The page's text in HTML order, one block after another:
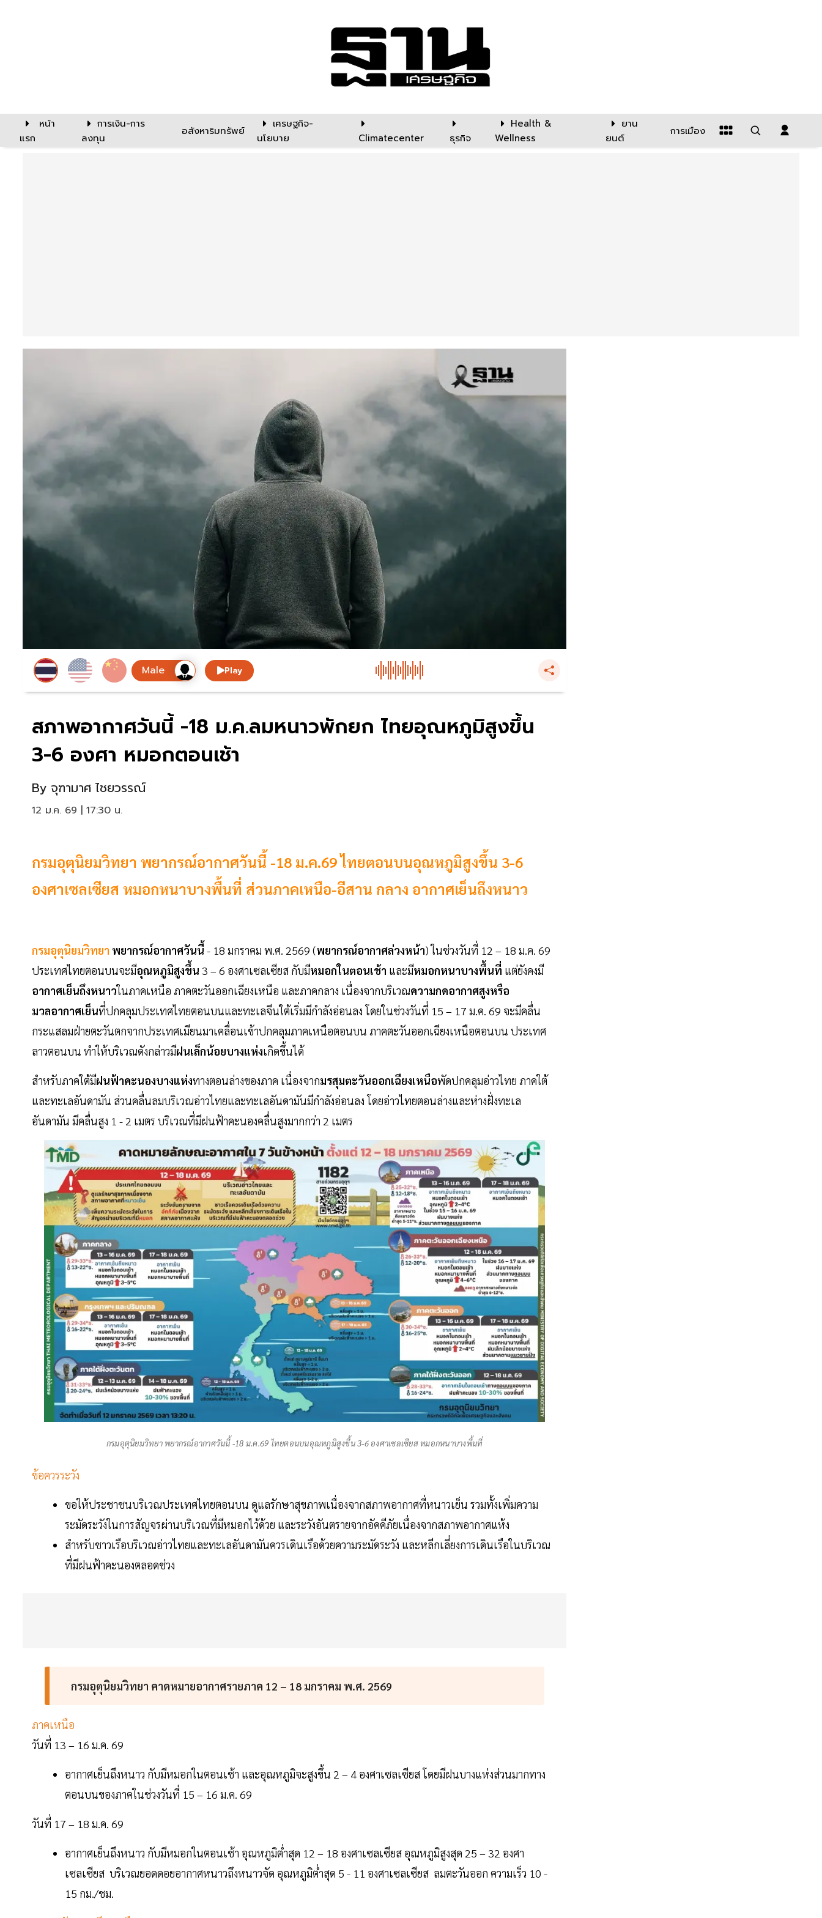
หน้า
แรก
การเงิน-การ
ลงทุน
อสังหาริมทรัพย์
เศรษฐกิจ-
นโยบาย
Climatecenter ธุรกิจ
Health &
Wellness
ยาน
ยนต์
การเมือง
Play
สภาพอากาศวันนี้ -18 ม.ค.ลมหนาวพักยก ไทยอุณหภูมิสูงขึ้น
3-6 องศา หมอกตอนเช้า
By จุฑามาศ ไชยวรรณ์
12 ม.ค. 69 | 17:30 น.
กรมอุตุนิยมวิทยา พยากรณ์อากาศวันนี้ -18 ม.ค.69 ไทยตอนบนอุณหภูมิสูงขึ้น 3-6
องศาเซลเซียส หมอกหนาบางพื้นที่ ส่วนภาคเหนือ-อีสาน กลาง อากาศเย็นถึงหนาว
กรมอุตุนิยมวิทยา พยากรณ์อากาศวันนี้ - 18 มกราคม พ.ศ. 2569 (พยากรณ์อากาศล่วงหน้า) ในช่วงวันที่ 12 – 18 ม.ค. 69
ประเทศไทยตอนบนจะมีอุณหภูมิสูงขึ้น 3 – 6 องศาเซลเซียส กับมีหมอกในตอนเช้า และมีหมอกหนาบางพื้นที่ แต่ยังคงมี
อากาศเย็นถึงหนาวในภาคเหนือ ภาคตะวันออกเฉียงเหนือ และภาคกลาง เนื่องจากบริเวณความกดอากาศสูงหรือ
มวลอากาศเย็นที่ปกคลุมประเทศไทยตอนบนและทะเลจีนใต้เริ่มมีกำลังอ่อนลง โดยในช่วงวันที่ 15 – 17 ม.ค. 69 จะมีคลื่น
กระแสลมฝ่ายตะวันตกจากประเทศเมียนมาเคลื่อนเข้าปกคลุมภาคเหนือตอนบน ภาคตะวันออกเฉียงเหนือตอนบน ประเทศ
ลาวตอนบน ทำให้บริเวณดังกล่าวมีฝนเล็กน้อยบางแห่งเกิดขึ้นได้
สำหรับภาคใต้มีฝนฟ้าคะนองบางแห่งทางตอนล่างของภาค เนื่องจากมรสุมตะวันออกเฉียงเหนือพัดปกคลุมอ่าวไทย ภาคใต้
และทะเลอันดามัน ส่วนคลื่นลมบริเวณอ่าวไทยและทะเลอันดามันมีกำลังอ่อนลง โดยอ่าวไทยตอนล่างและห่างฝั่งทะเล
อันดามัน มีคลื่นสูง 1 - 2 เมตร บริเวณที่มีฝนฟ้าคะนองคลื่นสูงมากกว่า 2 เมตร
กรมอุตุนิยมวิทยา พยากรณ์อากาศวันนี้ -18 ม.ค.69 ไทยตอนบนอุณหภูมิสูงขึ้น 3-6 องศาเซลเซียส หมอกหนาบางพื้นที่
ข้อควรระวัง
ขอให้ประชาชนบริเวณประเทศไทยตอนบน ดูแลรักษาสุขภาพเนื่องจากสภาพอากาศที่หนาวเย็น รวมทั้งเพิ่มความ
ระมัดระวังในการสัญจรผ่านบริเวณที่มีหมอกไว้ด้วย และระวังอันตรายจากอัคคีภัยเนื่องจากสภาพอากาศแห้ง
สำหรับชาวเรือบริเวณอ่าวไทยและทะเลอันดามันควรเดินเรือด้วยความระมัดระวัง และหลีกเลี่ยงการเดินเรือในบริเวณ
ที่มีฝนฟ้าคะนองตลอดช่วง
กรมอุตุนิยมวิทยา คาดหมายอากาศรายภาค 12 – 18 มกราคม พ.ศ. 2569
ภาคเหนือ
วันที่ 13 – 16 ม.ค. 69
อากาศเย็นถึงหนาว กับมีหมอกในตอนเช้า และอุณหภูมิจะสูงขึ้น 2 – 4 องศาเซลเซียส โดยมีฝนบางแห่งส่วนมากทาง
ตอนบนของภาคในช่วงวันที่ 15 – 16 ม.ค. 69
วันที่ 17 – 18 ม.ค. 69
อากาศเย็นถึงหนาว กับมีหมอกในตอนเช้า อุณหภูมิต่ำสุด 12 – 18 องศาเซลเซียส อุณหภูมิสูงสุด 25 – 32 องศา
เซลเซียส บริเวณยอดดอยอากาศหนาวถึงหนาวจัด อุณหภูมิต่ำสุด 5 - 11 องศาเซลเซียส ลมตะวันออก ความเร็ว 10 -
15 กม./ชม.